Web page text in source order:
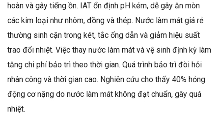
hoàn và gây tiếng ồn. IAT ổn định pH kém, dễ gây ăn mòn
các kim loại như nhôm, đồng và thép. Nước làm mát giá rẻ
thường sinh cặn trong két, tắc ống dẫn và giảm hiệu suất
trao đổi nhiệt. Việc thay nước làm mát và vệ sinh định kỳ làm
tăng chi phí bảo trì theo thời gian. Quá trình bảo trì đòi hỏi
nhân công và thời gian cao. Nghiên cứu cho thấy 40% hỏng
động cơ nặng do nước làm mát không đạt chuẩn, gây quá
nhiệt.